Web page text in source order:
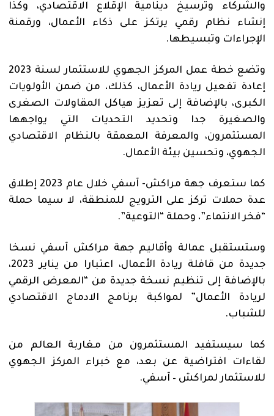
والشركاء وترسيخ دينامية الإقلاع الاقتصادي، وكذا
إنشاء نظام رقمي يرتكز على ذكاء الأعمال، ورقمنة
الإجراءات وتبسيطها.
وتضع خطة عمل المركز الجهوي للاستثمار لسنة 2023
إعادة تفعيل ريادة الأعمال، كذلك، من ضمن الأولويات
الكبرى، بالإضافة إلى تعزيز هياكل المقاولات الصغرى
والصغيرة جدا وتحديد التحديات التي يواجهها
المستثمرون، والمعرفة المعمقة بالنظام الاقتصادي
الجهوي، وتحسين بيئة الأعمال.
كما ستعرف جهة مراكش- آسفي خلال عام 2023 إطلاق
عدة حملات تركز على الترويج للمنطقة، لا سيما حملة
“فخر الانتماء”، وحملة “التوعية”.
وستستقبل عمالة وأقاليم جهة مراكش آسفي نسخا
جديدة من قافلة ريادة الأعمال، اعتبارا من يناير 2023،
بالإضافة إلى تنظيم نسخة جديدة من “المعرض الرقمي
لريادة الأعمال” لمواكبة برنامج الادماج الاقتصادي
للشباب.
كما سيستفيد المستثمرون من مغاربة العالم من
لقاءات افتراضية عن بعد، مع خبراء المركز الجهوي
للاستثمار لمراكش – آسفي.